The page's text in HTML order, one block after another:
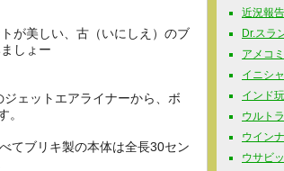
が美しい、古（いにしえ）のブ
しょー
ェットエアライナーから、ボ
。
てブリキ製の本体は全長30セン
近況報
Dr.スラ
アメコ
イニシ
インド
ウルト
ウイン
ウサビ